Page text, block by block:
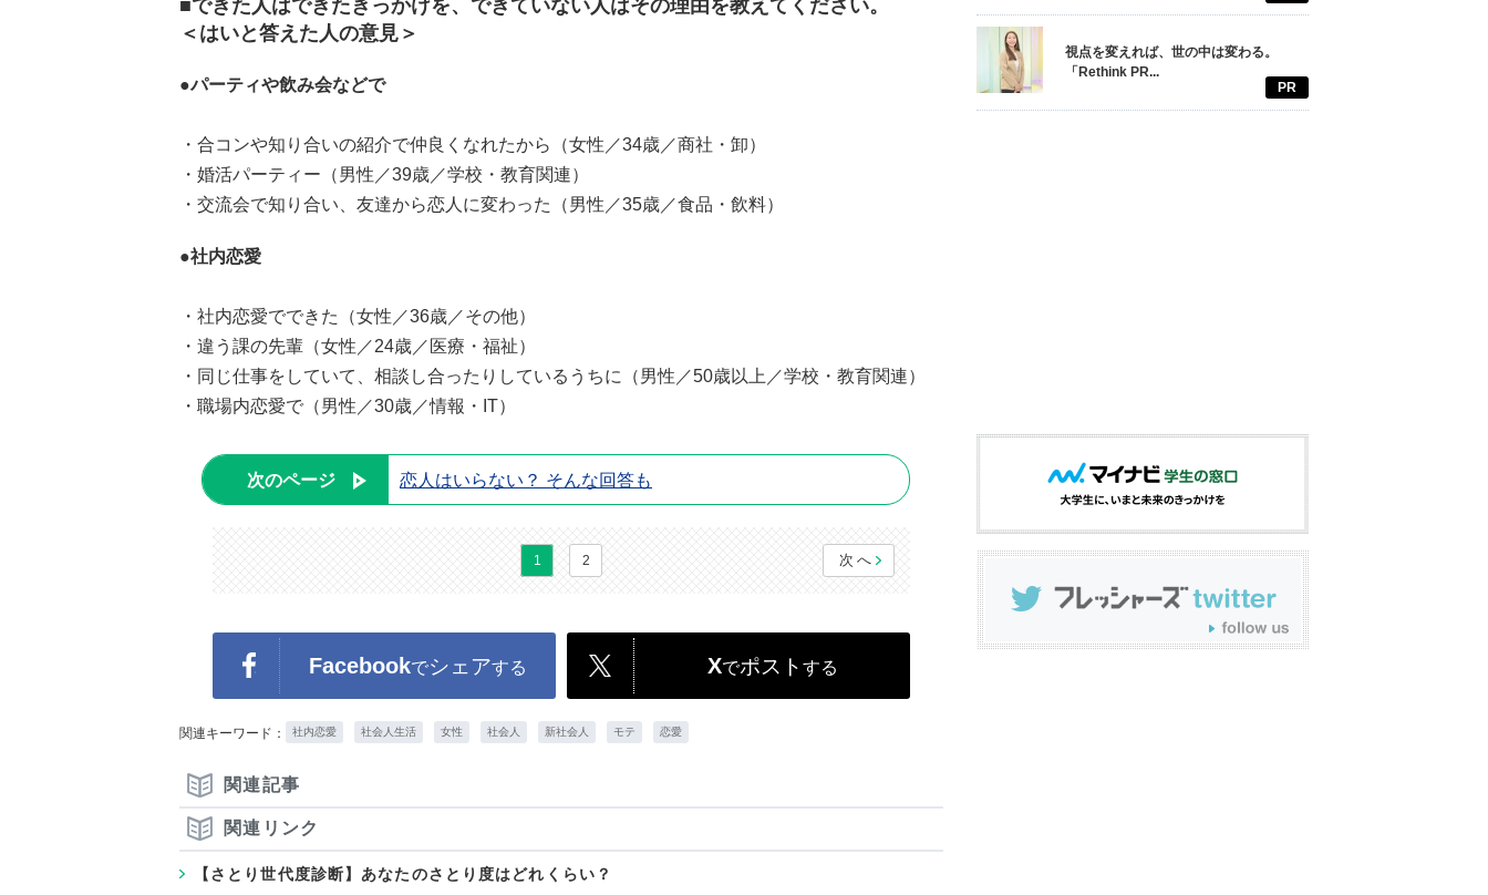
■できた人はできたきっかけを、できていない人はその理由を教えてください。
＜はいと答えた人の意見＞
●パーティや飲み会などで
・合コンや知り合いの紹介で仲良くなれたから（女性／34歳／商社・卸）
・婚活パーティー（男性／39歳／学校・教育関連）
・交流会で知り合い、友達から恋人に変わった（男性／35歳／食品・飲料）
●社内恋愛
・社内恋愛でできた（女性／36歳／その他）
・違う課の先輩（女性／24歳／医療・福祉）
・同じ仕事をしていて、相談し合ったりしているうちに（男性／50歳以上／学校・教育関連）
・職場内恋愛で（男性／30歳／情報・IT）
次のページ 恋人はいらない？ そんな回答も
1 2 次へ
Facebookでシェアする Xでポスト する
関連キーワード： 社内恋愛 社会人生活 女性 社会人 新社会人 モテ 恋愛
関連記事
関連リンク
【さとり世代度診断】あなたのさとり度はどれくらい？
視点を変えれば、世の中は変わる。
「Rethink PR...
PR